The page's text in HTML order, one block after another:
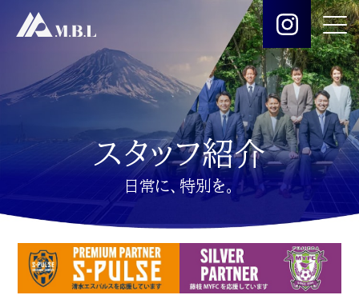
スタッフ紹介
日常に、特別を。